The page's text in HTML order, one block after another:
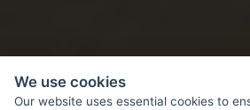
We use cookies
Our website uses essential cookies to